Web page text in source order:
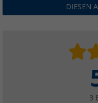
DIESEN
3